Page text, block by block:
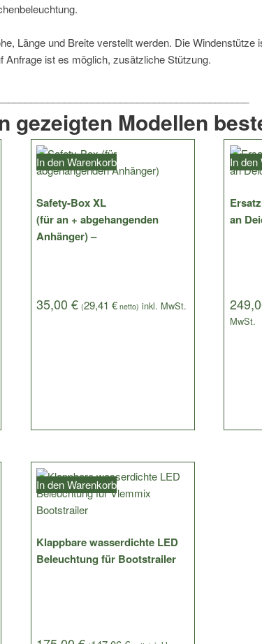
Länge und Breite verstellt werden. Die Windenstütze
ist es möglich, zusätzliche Stützung.
gezeigten Modellen
Safety-Box XL
(für an + abgehangenden
Anhänger) –
35,00€ (29,41€ netto)
In den Warenkorb
an
In den
Klappbare wasserdichte LED
Beleuchtung für Bootstrailer
In den Warenkorb